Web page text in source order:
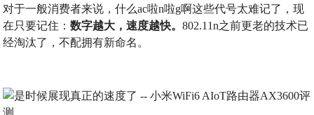
对于一般消费者来说，什么ac啦n啦g啊这些代号太难记了，现
在只要记住：数字越大，速度越快。802.11n之前更老的技术已
经淘汰了，不配拥有新命名。